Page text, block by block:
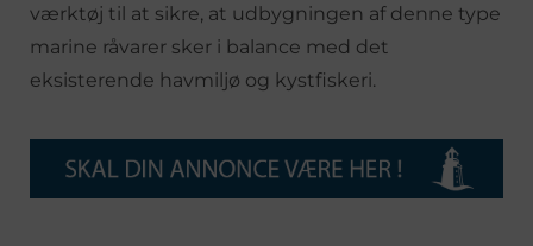
værktøj til at sikre, at udbygningen af denne type
marine råvarer sker i balance med det
eksisterende havmiljø og kystfiskeri.